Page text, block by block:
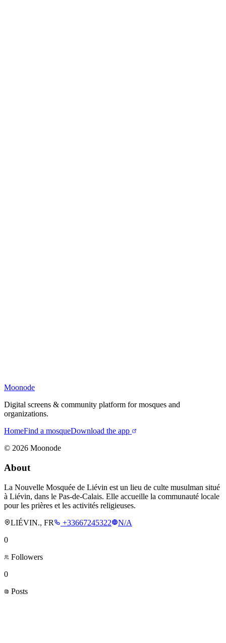
Moonode
Digital screens & community platform for mosques and
organizations.
HomeFind a mosqueDownload the app
© 2026 Moonode
About
La Nouvelle Mosquée de Liévin est un lieu de culte musulman situé
à Liévin, dans le Pas-de-Calais. Elle accueille la communauté locale
pour les prières et les activités religieuses.
LIÉVIN., FR
+33667245322
N/A
0
Followers
0
Posts